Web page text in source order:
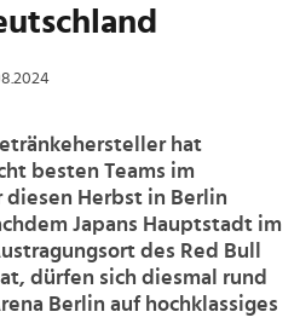
hat
besten Teams im
diesen Herbst in Berlin
Japans Hauptstadt im
des Red Bull
dürfen sich diesmal rund
Berlin auf hochklassiges